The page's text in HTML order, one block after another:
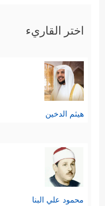
اختر القاريء
هيثم الدخين
محمود علي البنا